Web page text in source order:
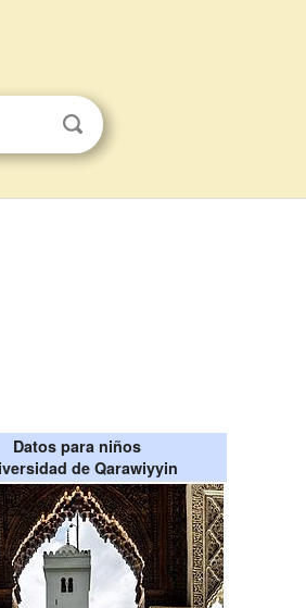
Datos para niños
de Qarawiyyin